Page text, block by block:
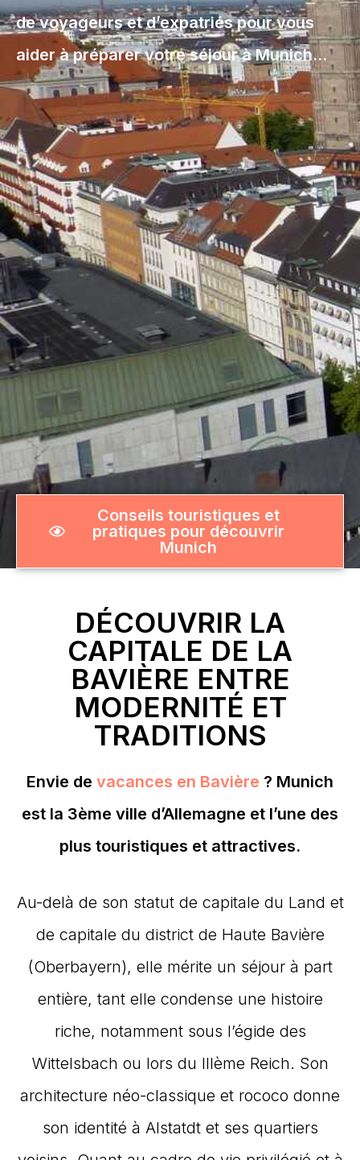
de voyageurs et d’expatriés pour vous
aider à préparer votre séjour à Munich…
Conseils touristiques et
pratiques pour découvrir
Munich
DÉCOUVRIR LA
CAPITALE DE LA
BAVIÈRE ENTRE
MODERNITÉ ET
TRADITIONS
Envie de vacances en Bavière ? Munich
est la 3ème ville d’Allemagne et l’une des
plus touristiques et attractives.
Au-delà de son statut de capitale du Land et
de capitale du district de Haute Bavière
(Oberbayern), elle mérite un séjour à part
entière, tant elle condense une histoire
riche, notamment sous l’égide des
Wittelsbach ou lors du IIIème Reich. Son
architecture néo-classique et rococo donne
son identité à Alstatdt et ses quartiers